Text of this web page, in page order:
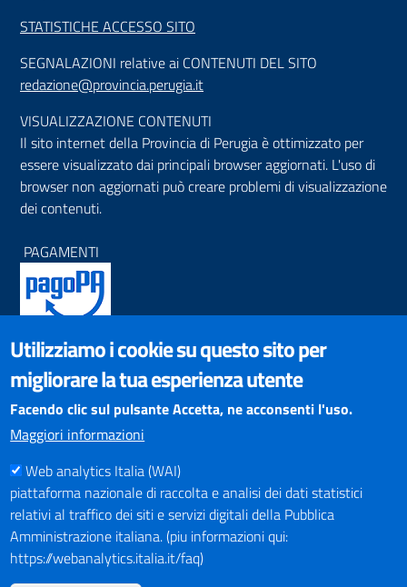
STATISTICHE ACCESSO SITO
SEGNALAZIONI relative ai CONTENUTI DEL SITO
redazione@provincia.perugia.it
VISUALIZZAZIONE CONTENUTI
Il sito internet della Provincia di Perugia è ottimizzato per
essere visualizzato dai principali browser aggiornati. L'uso di
browser non aggiornati può creare problemi di visualizzazione
dei contenuti.
PAGAMENTI
SOCIAL NETWORKS
Pagina Facebook
Profilo Instagram
Canale YouTube
Mappa del Sito
Utilizziamo i cookie su questo sito per
migliorare la tua esperienza utente
Facendo clic sul pulsante Accetta, ne acconsenti l'uso.
Maggiori informazioni
Web analytics Italia (WAI)
piattaforma nazionale di raccolta e analisi dei dati statistici
relativi al traffico dei siti e servizi digitali della Pubblica
Amministrazione italiana. (piu informazioni qui:
https://webanalytics.italia.it/faq)